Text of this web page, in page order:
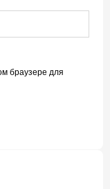
браузере для